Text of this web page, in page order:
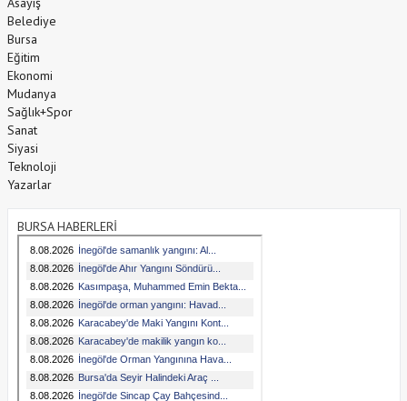
Belediye
Bursa
Eğitim
Ekonomi
Mudanya
Sağlık+Spor
Sanat
Siyasi
Teknoloji
Yazarlar
BURSA HABERLERİ